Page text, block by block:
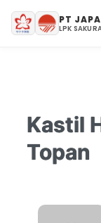
PT
LPK
Kastil
Topan